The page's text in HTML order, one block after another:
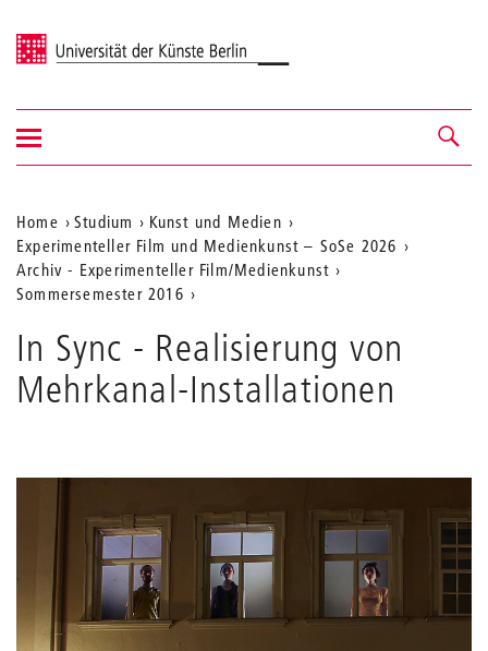
Universität der Künste Berlin
Navigation &
Suche
Navigation
ein-/ausblenden
Aktuelle
Position
auf
der
Webseite
Home Studium
Kunst und Medien
Experimenteller Film und Medienkunst – SoSe 2026
Archiv - Experimenteller Film/Medienkunst
Sommersemester 2016
In Sync - Realisierung von
Mehrkanal-Installationen